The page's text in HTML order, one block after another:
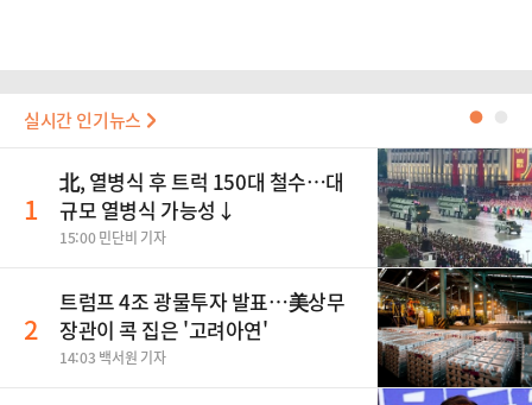
실시간 인기뉴스 ●
1
北, 열병식 후 트럭 150대 철수…대
규모 열병식 가능성↓
15:00 민단비 기자
2
트럼프 4조 광물투자 발표…美상무
장관이 콕 집은 '고려아연'
14:03 백서원 기자